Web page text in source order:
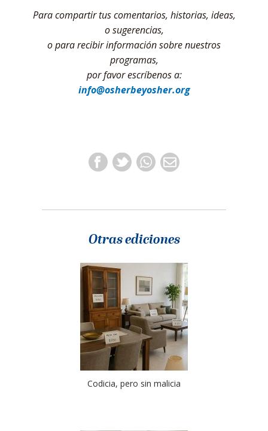
Para compartir tus comentarios, historias, ideas,
o sugerencias,
o para recibir información sobre nuestros
programas,
por favor escríbenos a:
info@osherbeyosher.org
Otras ediciones
Codicia, pero sin malicia